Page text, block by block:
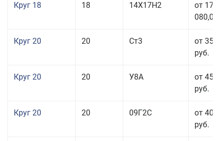
Круг 18 18 14Х17Н2
от 175
080,00
Круг 20 20 Ст3
от 35
руб.
Круг 20 20 У8А
от 45
руб.
Круг 20 20 09Г2С
от 40
руб.